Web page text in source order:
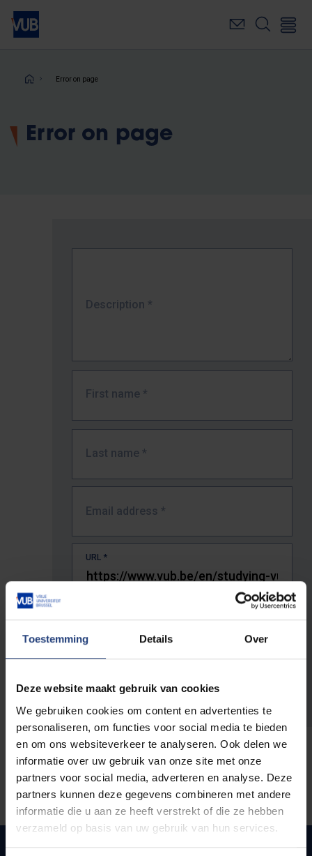
Toestemming Details Over
Deze website maakt gebruik van cookies
We gebruiken cookies om content en advertenties te
personaliseren, om functies voor social media te bieden
en om ons websiteverkeer te analyseren. Ook delen we
informatie over uw gebruik van onze site met onze
partners voor social media, adverteren en analyse. Deze
partners kunnen deze gegevens combineren met andere
informatie die u aan ze heeft verstrekt of die ze hebben
verzameld op basis van uw gebruik van hun services.
Skip
main
Breadcrumb
Error on page
Error on page
Description *
First name *
Last name *
Email address *
URL *
The full URL of the page where you encountered the error.